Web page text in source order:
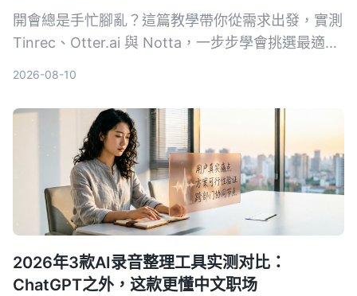
開會總是手忙腳亂？這篇教學帶你從需求出發，實測
Tinrec、Otter.ai 與 Notta，一步步學會挑選最適合
2026-08-10
2026年3款AI录音整理工具实测对比：
ChatGPT之外，这款更懂中文职场